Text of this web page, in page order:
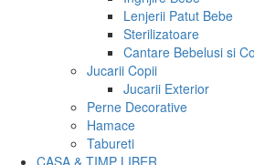
Lenjerii Patut Bebe
Sterilizatoare
Cantare Bebelusi si
Jucarii Copii
Jucarii Exterior
Perne Decorative
Hamace
Tabureti
CASA & TIMP LIBER